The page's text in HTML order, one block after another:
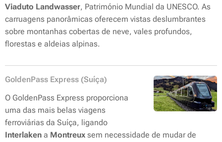
Viaduto Landwasser, Património Mundial da UNESCO. As
carruagens panorâmicas oferecem vistas deslumbrantes
sobre montanhas cobertas de neve, vales profundos,
florestas e aldeias alpinas.
GoldenPass Express (Suíça)
O GoldenPass Express proporciona
uma das mais belas viagens
ferroviárias da Suíça, ligando
Interlaken a Montreux sem necessidade de mudar de